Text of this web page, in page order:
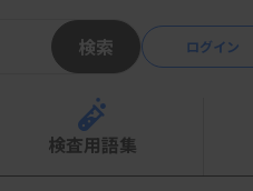
検索 ログイン
検査用語集